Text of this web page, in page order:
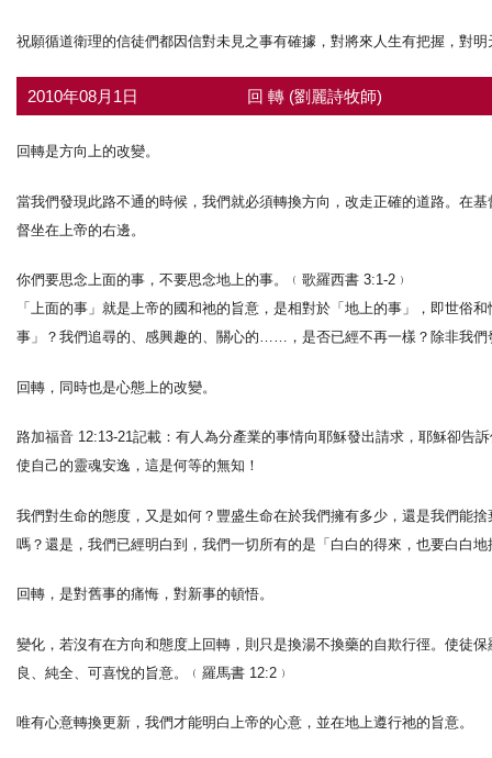
祝願循道衛理的信徒們都因信對未見之事有確據，對將來人生有把握，對
2010年08月1日 回 轉 (劉麗詩牧師)
回轉是方向上的改變。
當我們發現此路不通的時候，我們就必須轉換方向，改走正確的道路。在
督坐在上帝的右邊。
你們要思念上面的事，不要思念地上的事。﹙歌羅西書 3:1-2﹚
「上面的事」就是上帝的國和祂的旨意，是相對於「地上的事」，即世俗
事」？我們追尋的、感興趣的、關心的……，是否已經不再一樣？除非我
回轉，同時也是心態上的改變。
路加福音 12:13-21記載：有人為分產業的事情向耶穌發出請求，耶穌卻告
使自己的靈魂安逸，這是何等的無知！
我們對生命的態度，又是如何？豐盛生命在於我們擁有多少，還是我們能
嗎？還是，我們已經明白到，我們一切所有的是「白白的得來，也要白白
回轉，是對舊事的痛悔，對新事的頓悟。
變化，若沒有在方向和態度上回轉，則只是換湯不換藥的自欺行徑。使徒
良、純全、可喜悅的旨意。﹙羅馬書 12:2﹚
唯有心意轉換更新，我們才能明白上帝的心意，並在地上遵行祂的旨意。